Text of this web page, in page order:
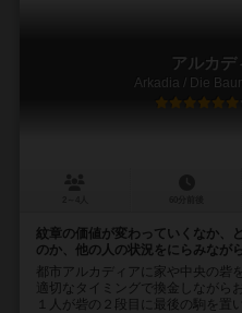
アルカデ
Arkadia / Die
紋章の価値が変わっていくなか、
のか、他の人の状況をにらみなが
都市アルカディアに家や中央の砦
適切なタイミングで換金しなが
１人が砦の２段目に最後の駒を置